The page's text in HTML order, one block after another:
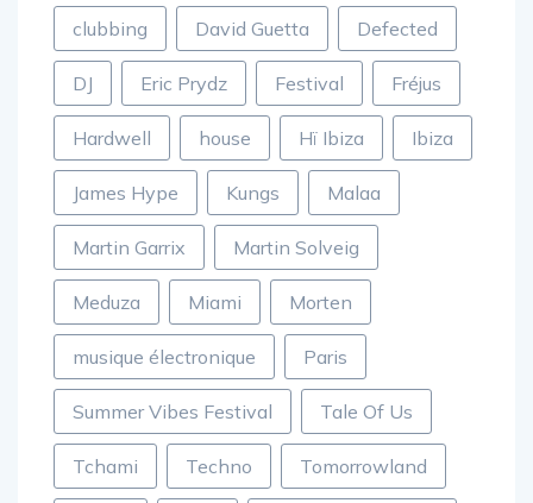
clubbing David Guetta Defected
DJ Eric Prydz Festival Fréjus
Hardwell house Hï Ibiza Ibiza
James Hype Kungs Malaa
Martin Garrix Martin Solveig
Meduza Miami Morten
musique électronique Paris
Summer Vibes Festival Tale Of Us
Tchami Techno Tomorrowland